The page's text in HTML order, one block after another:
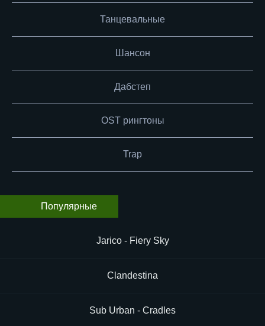
Танцевальные
Шансон
Дабстеп
OST рингтоны
Trap
Популярные
Jarico - Fiery Sky
Clandestina
Sub Urban - Cradles